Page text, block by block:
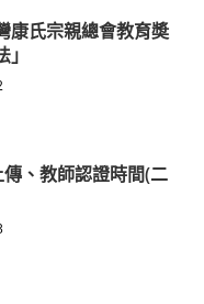
康氏宗親總會教育奬
、教師認證時間(二